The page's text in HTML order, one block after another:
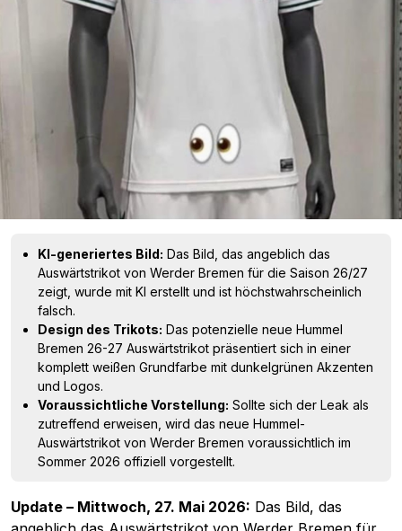
KI-generiertes Bild: Das Bild, das angeblich das
Auswärtstrikot von Werder Bremen für die Saison 26/27
zeigt, wurde mit KI erstellt und ist höchstwahrscheinlich
falsch.
Design des Trikots: Das potenzielle neue Hummel
Bremen 26-27 Auswärtstrikot präsentiert sich in einer
komplett weißen Grundfarbe mit dunkelgrünen Akzenten
und Logos.
Voraussichtliche Vorstellung: Sollte sich der Leak als
zutreffend erweisen, wird das neue Hummel-
Auswärtstrikot von Werder Bremen voraussichtlich im
Sommer 2026 offiziell vorgestellt.
Update – Mittwoch, 27. Mai 2026: Das Bild, das